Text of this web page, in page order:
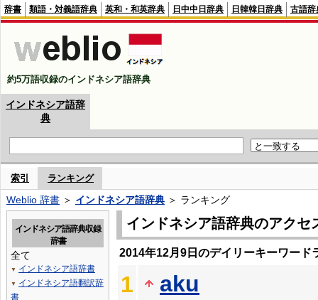
辞書 類語・対義語辞典 英和・和英辞典 日中中日辞典 日韓韓日辞典 古語辞
約5万語収録のインドネシア語辞典
インドネシア語辞
典
索引 ランキング
Weblio 辞書 ＞ インドネシア語辞典 ＞ ランキング
インドネシア語辞典のアクセ
2014年12月9日のデイリーキーワード
1
aku
インドネシア語辞典収録
辞書
全て
▼ インドネシア語辞書
▼
インドネシア語翻訳辞
書